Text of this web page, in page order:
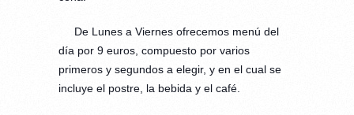
De Lunes a Viernes ofrecemos menú del
día por 9 euros, compuesto por varios
primeros y segundos a elegir, y en el cual se
incluye el postre, la bebida y el café.